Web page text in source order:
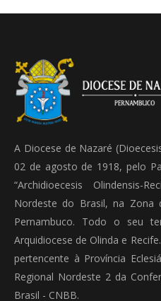
A Diocese de Nazaré
02 de agosto de 1918, pelo
“Archidioecesis Olindensis-
Nordeste do Brasil, na
Pernambuco. Todo o seu
Arquidiocese de Olinda e
pertencente à Província
Regional Nordeste 2 da
Brasil - CNBB.